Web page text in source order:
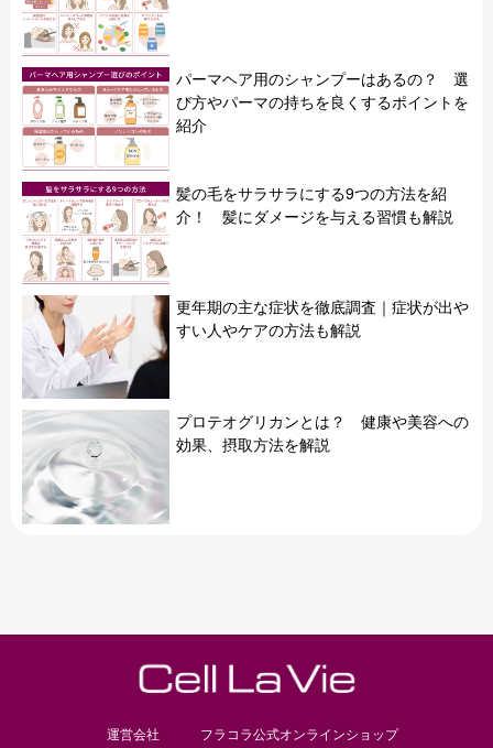
パーマヘア用のシャンプーはあるの？ 選
び方やパーマの持ちを良くするポイントを
紹介
髪の毛をサラサラにする9つの方法を紹
介！ 髪にダメージを与える習慣も解説
更年期の主な症状を徹底調査｜症状が出や
すい人やケアの方法も解説
プロテオグリカンとは？ 健康や美容への
効果、摂取方法を解説
運営会社 フラコラ公式オンラインショップ